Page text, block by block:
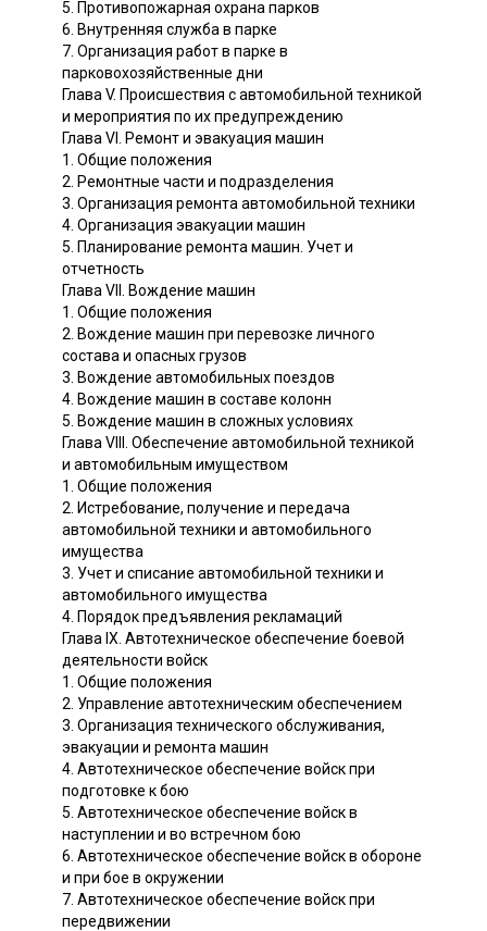
5. Противопожарная охрана парков
6. Внутренняя служба в парке
7. Организация работ в парке в
парковохозяйственные дни
Глава V. Происшествия с автомобильной техникой
и мероприятия по их предупреждению
Глава VI. Ремонт и эвакуация машин
1. Общие положения
2. Ремонтные части и подразделения
3. Организация ремонта автомобильной техники
4. Организация эвакуации машин
5. Планирование ремонта машин. Учет и
отчетность
Глава VII. Вождение машин
1. Общие положения
2. Вождение машин при перевозке личного
состава и опасных грузов
3. Вождение автомобильных поездов
4. Вождение машин в составе колонн
5. Вождение машин в сложных условиях
Глава VIII. Обеспечение автомобильной техникой
и автомобильным имуществом
1. Общие положения
2. Истребование, получение и передача
автомобильной техники и автомобильного
имущества
3. Учет и списание автомобильной техники и
автомобильного имущества
4. Порядок предъявления рекламаций
Глава IX. Автотехническое обеспечение боевой
деятельности войск
1. Общие положения
2. Управление автотехническим обеспечением
3. Организация технического обслуживания,
эвакуации и ремонта машин
4. Автотехническое обеспечение войск при
подготовке к бою
5. Автотехническое обеспечение войск в
наступлении и во встречном бою
6. Автотехническое обеспечение войск в обороне
и при бое в окружении
7. Автотехническое обеспечение войск при
передвижении